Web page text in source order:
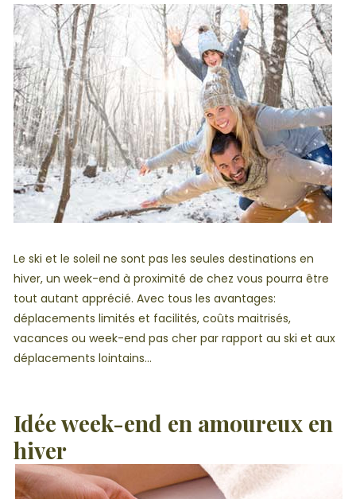
Le ski et le soleil ne sont pas les seules destinations en
hiver, un week-end à proximité de chez vous pourra être
tout autant apprécié. Avec tous les avantages:
déplacements limités et facilités, coûts maitrisés,
vacances ou week-end pas cher par rapport au ski et aux
déplacements lointains…
Idée week-end en amoureux en
hiver